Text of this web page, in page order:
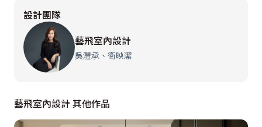
設計團隊
藝飛室內設計
吳灃承、衛映潔
藝飛室內設計 其他作品